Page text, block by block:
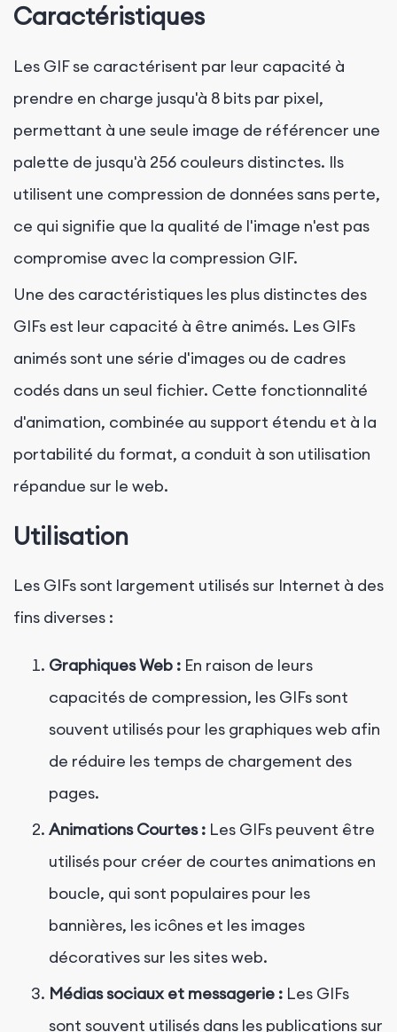
Caractéristiques
Les GIF se caractérisent par leur capacité à
prendre en charge jusqu'à 8 bits par pixel,
permettant à une seule image de référencer une
palette de jusqu'à 256 couleurs distinctes. Ils
utilisent une compression de données sans perte,
ce qui signifie que la qualité de l'image n'est pas
compromise avec la compression GIF.
Une des caractéristiques les plus distinctes des
GIFs est leur capacité à être animés. Les GIFs
animés sont une série d'images ou de cadres
codés dans un seul fichier. Cette fonctionnalité
d'animation, combinée au support étendu et à la
portabilité du format, a conduit à son utilisation
répandue sur le web.
Utilisation
Les GIFs sont largement utilisés sur Internet à des
fins diverses :
Graphiques Web : En raison de leurs
capacités de compression, les GIFs sont
souvent utilisés pour les graphiques web afin
de réduire les temps de chargement des
pages.
Animations Courtes : Les GIFs peuvent être
utilisés pour créer de courtes animations en
boucle, qui sont populaires pour les
bannières, les icônes et les images
décoratives sur les sites web.
Médias sociaux et messagerie : Les GIFs
sont souvent utilisés dans les publications sur